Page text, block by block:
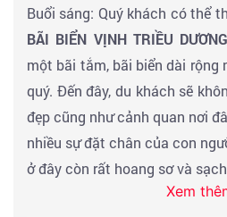
Tự do tham quan Đảo:
11h00:Dùng cơm trưa, nghỉ
sạn nghỉ ngơi
14h00:Đoàn khởi tiếp tục:
Di chuyển đến tham quan,
QUYỀN BIỂN ĐẢO tại Phú
được tham quan, tìm hiểu về
sự khó khăn của người dân
Buổi sáng: Quý khách có thể
BÃI BIỂN VỊNH TRIỀU DƯƠNG
một bãi tắm, bãi biển dài rộng
quý. Đến đây, du khách sẽ
đẹp cũng như cảnh quan nơi
nhiều sự đặt chân của con
ở đây còn rất hoang sơ và
Đoàn dùng điểm tâm sáng.
Xem